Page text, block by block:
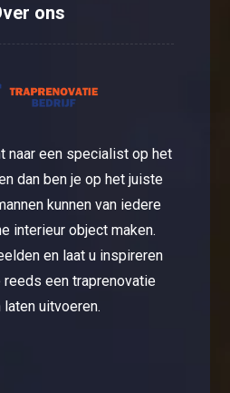
ons
naar een specialist op het
dan ben je op het juiste
kunnen van iedere
interieur object maken.
en laat u inspireren
een traprenovatie
laten uitvoeren.